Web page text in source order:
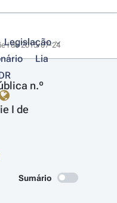
Legislação
Lia
I de 2015-07-24
n.º
I de
Sumário